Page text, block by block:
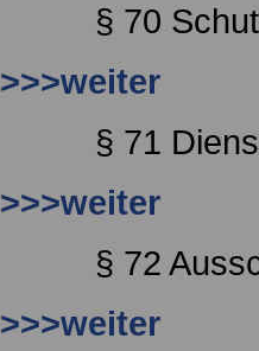
§ 70
>>>weiter
§ 71
>>>weiter
§ 72
>>>weiter